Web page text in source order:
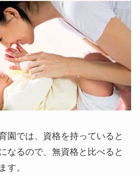
園では、資格を持っていると
なるので、無資格と比べると
す。